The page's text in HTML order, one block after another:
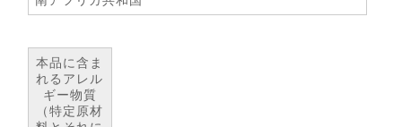
本品に含ま
れるアレル
ギー物質
（特定原材